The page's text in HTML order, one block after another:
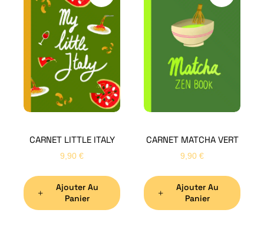
CARNET LITTLE ITALY
9,90 €
Ajouter Au
Panier
CARNET MATCHA VERT
9,90 €
Ajouter Au
Panier